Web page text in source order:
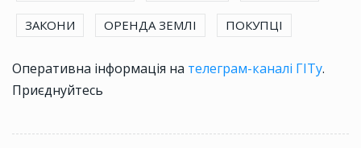
ЗАКОНИ ОРЕНДА ЗЕМЛІ ПОКУПЦІ
Оперативна інформація на телеграм-каналі ГІТу.
Приєднуйтесь